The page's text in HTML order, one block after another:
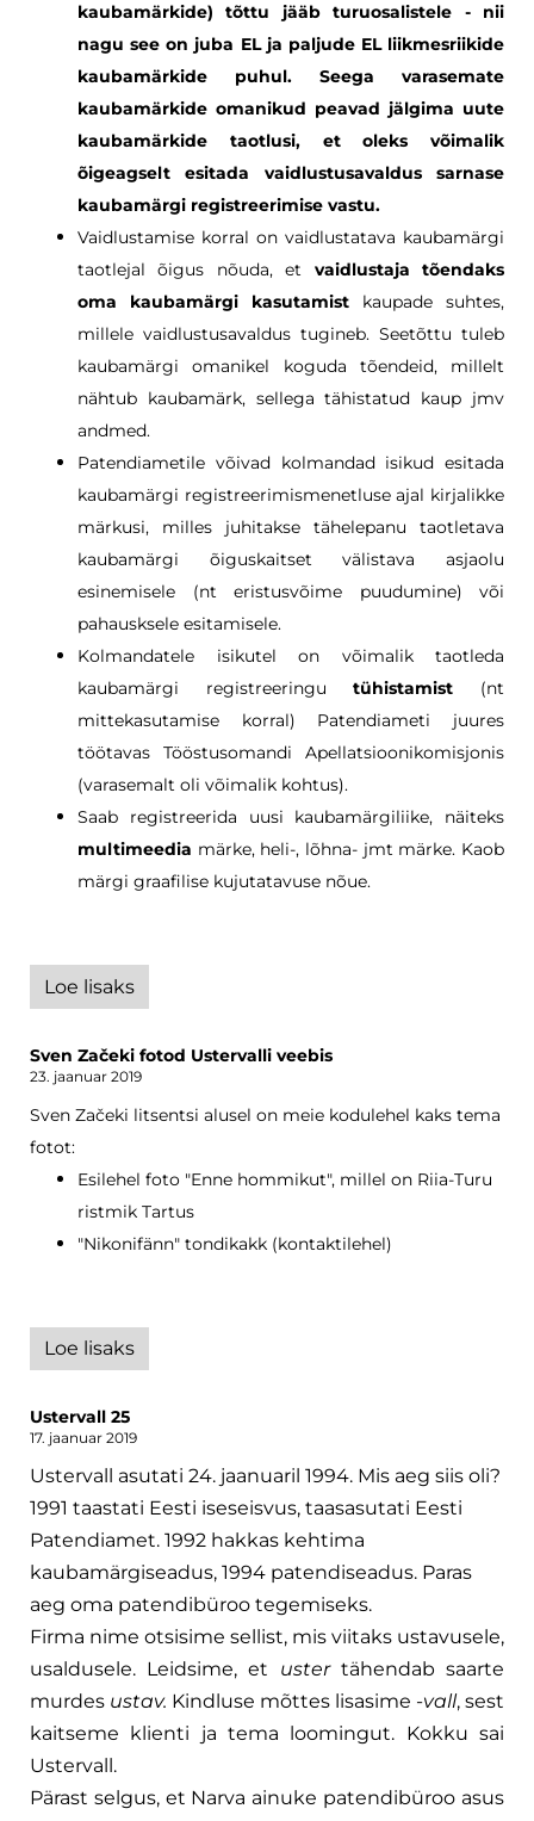
kaubamärkide) tõttu jääb turuosalistele - nii
nagu see on juba EL ja paljude EL liikmesriikide
kaubamärkide puhul. Seega varasemate
kaubamärkide omanikud peavad jälgima uute
kaubamärkide taotlusi, et oleks võimalik
õigeagselt esitada vaidlustusavaldus sarnase
kaubamärgi registreerimise vastu.
Vaidlustamise korral on vaidlustatava kaubamärgi
taotlejal õigus nõuda, et vaidlustaja tõendaks
oma kaubamärgi kasutamist kaupade suhtes,
millele vaidlustusavaldus tugineb. Seetõttu tuleb
kaubamärgi omanikel koguda tõendeid, millelt
nähtub kaubamärk, sellega tähistatud kaup jmv
andmed.
Patendiametile võivad kolmandad isikud esitada
kaubamärgi registreerimismenetluse ajal kirjalikke
märkusi, milles juhitakse tähelepanu taotletava
kaubamärgi õiguskaitset välistava asjaolu
esinemisele (nt eristusvõime puudumine) või
pahausksele esitamisele.
Kolmandatele isikutel on võimalik taotleda
kaubamärgi registreeringutühistamist (nt
mittekasutamise korral) Patendiameti juures
töötavas Tööstusomandi Apellatsioonikomisjonis
(varasemalt oli võimalik kohtus).
Saab registreerida uusi kaubamärgiliike, näiteks
multimeedia märke, heli-, lõhna- jmt märke. Kaob
märgi graafilise kujutatavuse nõue.
Loe lisaks
Sven Začeki fotod Ustervalli veebis
23. jaanuar 2019
Sven Začeki litsentsi alusel on meie kodulehel kaks tema
fotot:
Esilehel foto "Enne hommikut", millel on Riia-Turu
ristmik Tartus
"Nikonifänn" tondikakk (kontaktilehel)
Loe lisaks
Ustervall 25
17. jaanuar 2019
Ustervall asutati 24. jaanuaril 1994. Mis aeg siis oli?
1991 taastati Eesti iseseisvus, taasasutati Eesti
Patendiamet. 1992 hakkas kehtima
kaubamärgiseadus, 1994 patendiseadus. Paras
aeg oma patendibüroo tegemiseks.
Firma nime otsisime sellist, mis viitaks ustavusele,
usaldusele. Leidsime, et ustertähendab saarte
murdes ustav. Kindluse mõttes lisasime -vall, sest
kaitseme klienti ja tema loomingut. Kokku sai
Ustervall.
Pärast selgus, et Narva ainuke patendibüroo asus